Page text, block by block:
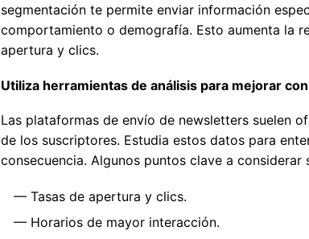
segmentación te permite enviar información
comportamiento o demografía. Esto aumenta la
apertura y clics.
Utiliza herramientas de análisis para mejorar
Las plataformas de envío de newsletters suelen
de los suscriptores. Estudia estos datos para
consecuencia. Algunos puntos clave a considerar
Tasas de apertura y clics.
Horarios de mayor interacción.